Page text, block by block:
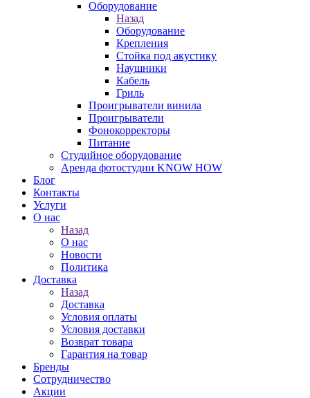
Оборудование
Назад
Оборудование
Крепления
Стойка под акустику
Наушники
Кабель
Гриль
Проигрыватели винила
Проигрыватели
Фонокорректоры
Питание
Студийное оборудование
Аренда фотостудии KNOW HOW
Блог
Контакты
Услуги
О нас
Назад
О нас
Новости
Политика
Доставка
Назад
Доставка
Условия оплаты
Условия доставки
Возврат товара
Гарантия на товар
Бренды
Сотрудничество
Акции